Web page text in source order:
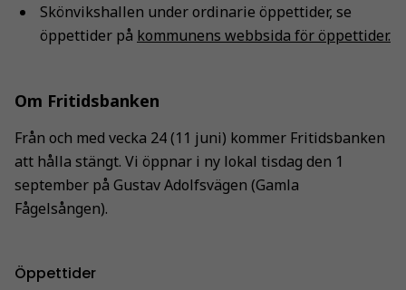
Skönvikshallen under ordinarie öppettider, se
öppettider på kommunens webbsida för öppettider.
Om Fritidsbanken
Från och med vecka 24 (11 juni) kommer Fritidsbanken
att hålla stängt. Vi öppnar i ny lokal tisdag den 1
september på Gustav Adolfsvägen (Gamla
Fågelsången).
Öppettider